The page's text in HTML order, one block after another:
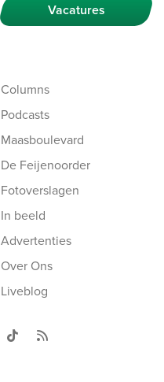
Vacatures
Columns
Podcasts
Maasboulevard
De Feijenoorder
Fotoverslagen
In beeld
Advertenties
Over Ons
Liveblog